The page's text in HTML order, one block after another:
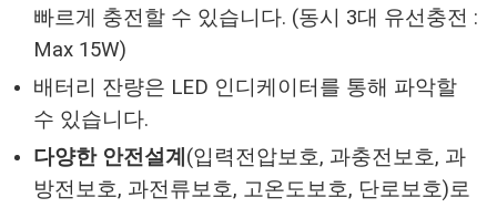
빠르게 충전할 수 있습니다. (동시 3대 유선충전 :
Max 15W)
배터리 잔량은 LED 인디케이터를 통해 파악할
수 있습니다.
다양한 안전설계 (입력전압보호, 과충전보호, 과
방전보호, 과전류보호, 고온도보호, 단로보호)로